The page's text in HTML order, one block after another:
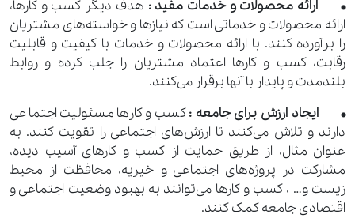
• ارائه محصولات و خدمات مفید : هدف دیگر کسب و کارها،
ارائه محصولات و خدماتی است که نیازها و خواسته‌های مشتریان
را برآورده کنند. با ارائه محصولات و خدمات با کیفیت و قابلیت
رقابت، کسب و کارها اعتماد مشتریان را جلب کرده و روابط
بلندمدت و پایدار با آنها برقرار می‌کنند.
• ایجاد ارزش برای جامعه :کسب و کارها مسئولیت اجتماعی
دارند و تلاش می‌کنند تا ارزش‌های اجتماعی را تقویت کنند. به
عنوان مثال، از طریق حمایت از کسب و کارهای آسیب دیده،
مشارکت در پروژه‌های اجتماعی و خیریه، محافظت از محیط
زیست و… ، کسب و کارها می‌توانند به بهبود وضعیت اجتماعی و
اقتصادی جامعه کمک کنند.